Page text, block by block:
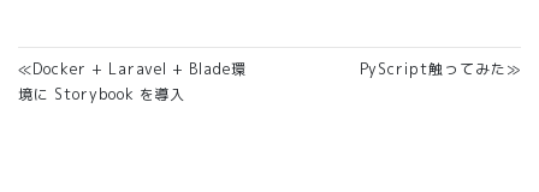
≪Docker + Laravel + Blade環
境に Storybook を導入
PyScript触ってみた≫